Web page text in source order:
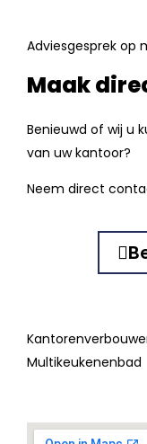
Adviesgesprek op
Maak
Benieuwd of wij u
van uw kantoor?
Neem direct
Multikeukenenbad